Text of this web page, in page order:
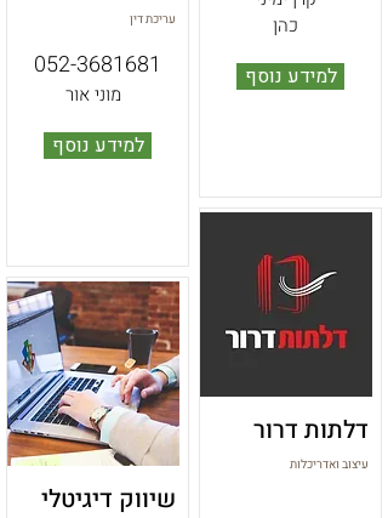
כהן
למידע נוסף
עיצוב ואדריכלות
דלתות דרור
עריכת דין
052-3681681
מוני אור
למידע נוסף
שיווק דיגיטלי